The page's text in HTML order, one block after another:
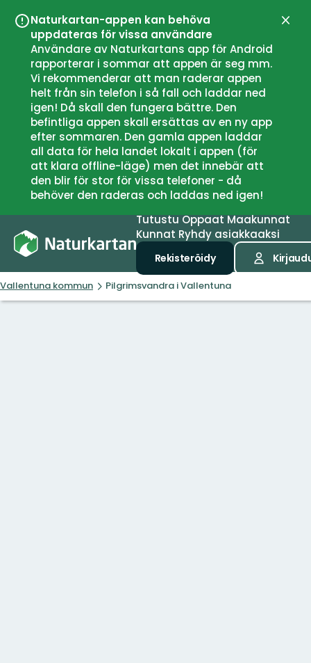
Naturkartan-appen kan behöva
uppdateras för vissa användare
Användare av Naturkartans app för Android
rapporterar i sommar att appen är seg mm.
Vi rekommenderar att man raderar appen
helt från sin telefon i så fall och laddar ned
igen! Då skall den fungera bättre. Den
befintliga appen skall ersättas av en ny app
efter sommaren. Den gamla appen laddar
all data för hela landet lokalt i appen (för
att klara offline-läge) men det innebär att
den blir för stor för vissa telefoner - då
behöver den raderas och laddas ned igen!
Sulje
TutustuOppaatMaakunnat
Kunnat Ryhdy asiakkaaksi
Rekisteröidy
Vallentuna kommun Pilgrimsvandra i Vallentuna